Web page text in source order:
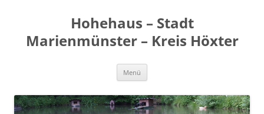
Hohehaus – Stadt
Marienmünster – Kreis Höxter
Menü